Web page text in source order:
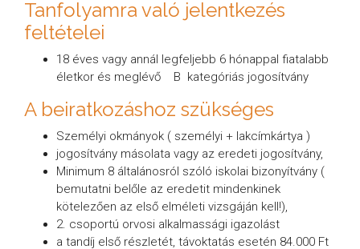
Tanfolyamra való jelentkezés
feltételei
18 éves vagy annál legfeljebb 6 hónappal fiatalabb
életkor és meglévő B kategóriás jogosítvány
A beiratkozáshoz szükséges
Személyi okmányok ( személyi + lakcímkártya )
jogosítvány másolata vagy az eredeti jogosítvány,
Minimum 8 általánosról szóló iskolai bizonyítvány (
bemutatni belőle az eredetit mindenkinek
kötelezően az első elméleti vizsgáján kell!),
2. csoportú orvosi alkalmassági igazolást
a tandíj első részletét, távoktatás esetén 84.000 Ft